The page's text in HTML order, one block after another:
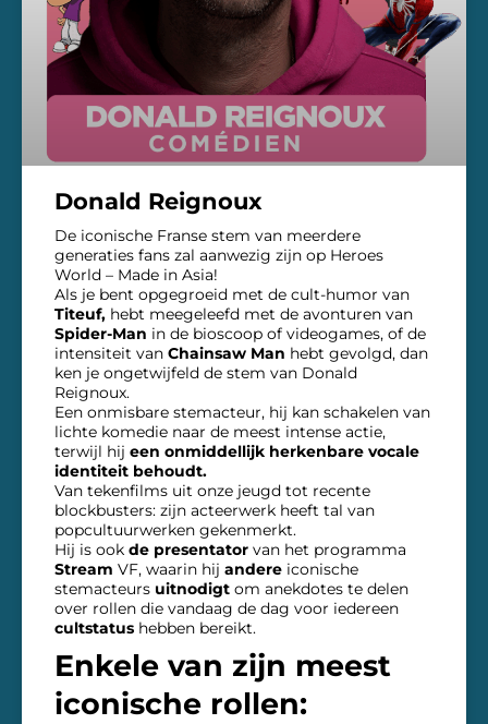
Donald Reignoux
De iconische Franse stem van meerdere
generaties fans zal aanwezig zijn op Heroes
World – Made in Asia!
Als je bent opgegroeid met de cult-humor van
Titeuf, hebt meegeleefd met de avonturen van
Spider-Man in de bioscoop of videogames, of de
intensiteit van Chainsaw Man hebt gevolgd, dan
ken je ongetwijfeld de stem van Donald
Reignoux.
Een onmisbare stemacteur, hij kan schakelen van
lichte komedie naar de meest intense actie,
terwijl hij een onmiddellijk herkenbare vocale
identiteit behoudt.
Van tekenfilms uit onze jeugd tot recente
blockbusters: zijn acteerwerk heeft tal van
popcultuurwerken gekenmerkt.
Hij is ook de presentator van het programma
Stream VF, waarin hij andere iconische
stemacteurs uitnodigt om anekdotes te delen
over rollen die vandaag de dag voor iedereen
cultstatus hebben bereikt.
Enkele van zijn meest
iconische rollen: